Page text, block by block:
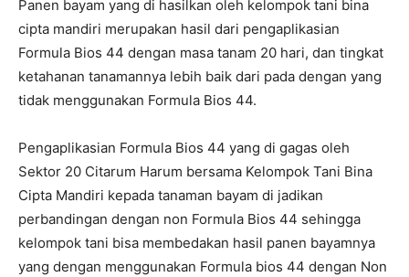
Panen bayam yang di hasilkan oleh kelompok tani bina
cipta mandiri merupakan hasil dari pengaplikasian
Formula Bios 44 dengan masa tanam 20 hari, dan tingkat
ketahanan tanamannya lebih baik dari pada dengan yang
tidak menggunakan Formula Bios 44.
Pengaplikasian Formula Bios 44 yang di gagas oleh
Sektor 20 Citarum Harum bersama Kelompok Tani Bina
Cipta Mandiri kepada tanaman bayam di jadikan
perbandingan dengan non Formula Bios 44 sehingga
kelompok tani bisa membedakan hasil panen bayamnya
yang dengan menggunakan Formula bios 44 dengan Non